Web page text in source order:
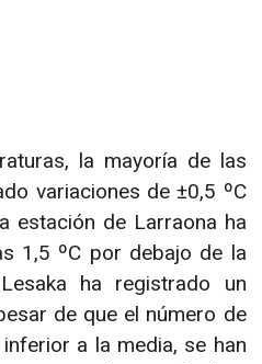
la mayoría de las
variaciones de ±0,5 ºC
estación de Larraona ha
1,5 ºC por debajo de la
ha registrado un
de que el número de
a la media, se han